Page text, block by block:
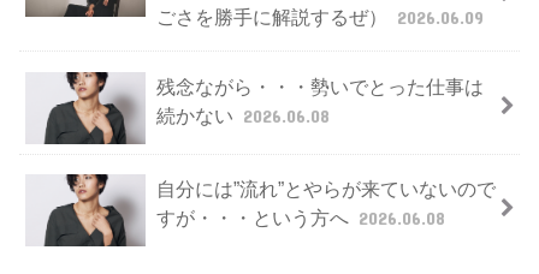
ごさを勝手に解説するぜ）
2026.06.09
残念ながら・・・勢いでとった仕事は
続かない 2026.06.08
自分には”流れ”とやらが来ていないので
すが・・・という方へ 2026.06.08